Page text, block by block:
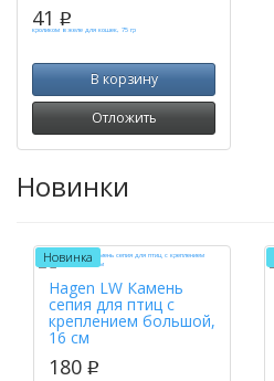
41 p
В корзину
Отложить
Новинки
Новинка
Hagen LW Камень
сепия для птиц с
креплением большой,
16 см
180 p